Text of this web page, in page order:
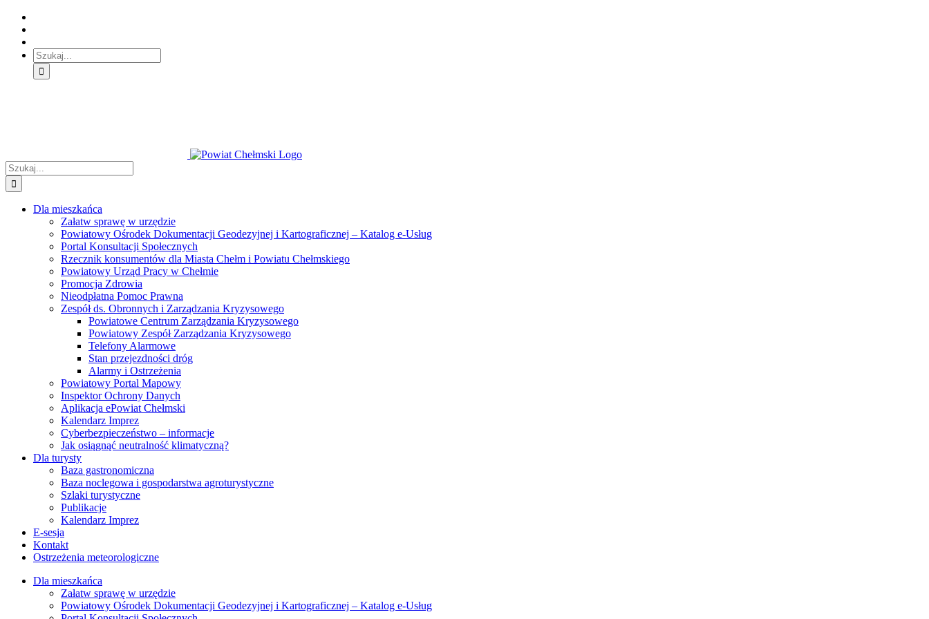
Skip
Treść
główna
Skip
Menu
główne
Skip
Menu
dodatkowe
Szukaj
Szukaj
Dla mieszkańca
Załatw sprawę w urzędzie
Powiatowy Ośrodek Dokumentacji Geodezyjnej i Kartograficznej – Katalog e-Usług
Portal Konsultacji Społecznych
Rzecznik konsumentów dla Miasta Chełm i Powiatu Chełmskiego
Powiatowy Urząd Pracy w Chełmie
Promocja Zdrowia
Nieodpłatna Pomoc Prawna
Zespół ds. Obronnych i Zarządzania Kryzysowego
Powiatowe Centrum Zarządzania Kryzysowego
Powiatowy Zespół Zarządzania Kryzysowego
Telefony Alarmowe
Stan przejezdności dróg
Alarmy i Ostrzeżenia
Powiatowy Portal Mapowy
Inspektor Ochrony Danych
Aplikacja ePowiat Chełmski
Kalendarz Imprez
Cyberbezpieczeństwo – informacje
Jak osiągnąć neutralność klimatyczną?
Dla turysty
Baza gastronomiczna
Baza noclegowa i gospodarstwa agroturystyczne
Szlaki turystyczne
Publikacje
Kalendarz Imprez
E-sesja
Kontakt
Ostrzeżenia meteorologiczne
Dla mieszkańca
Załatw sprawę w urzędzie
Powiatowy Ośrodek Dokumentacji Geodezyjnej i Kartograficznej – Katalog e-Usług